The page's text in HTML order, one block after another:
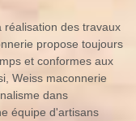
réalisation des travaux
propose toujours
et conformes aux
Weiss maconnerie
dans
équipe d'artisans